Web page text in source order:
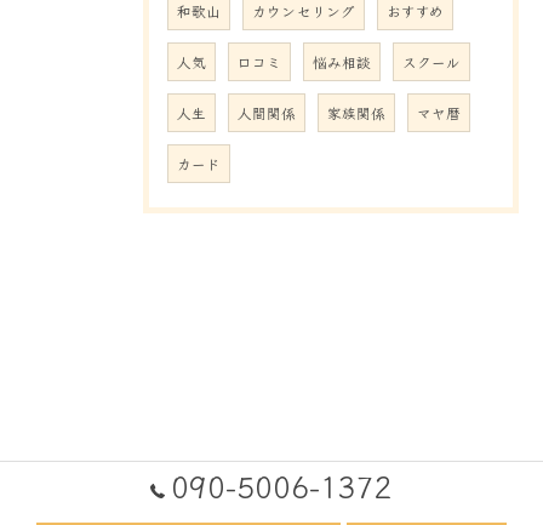
和歌山 カウンセリング おすすめ
人気 口コミ 悩み相談 スクール
人生 人間関係 家族関係 マヤ暦
カード
090-5006-1372